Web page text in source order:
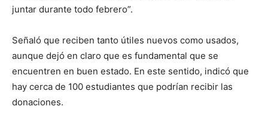
juntar durante todo febrero”.
Señaló que reciben tanto útiles nuevos como usados,
aunque dejó en claro que es fundamental que se
encuentren en buen estado. En este sentido, indicó que
hay cerca de 100 estudiantes que podrían recibir las
donaciones.